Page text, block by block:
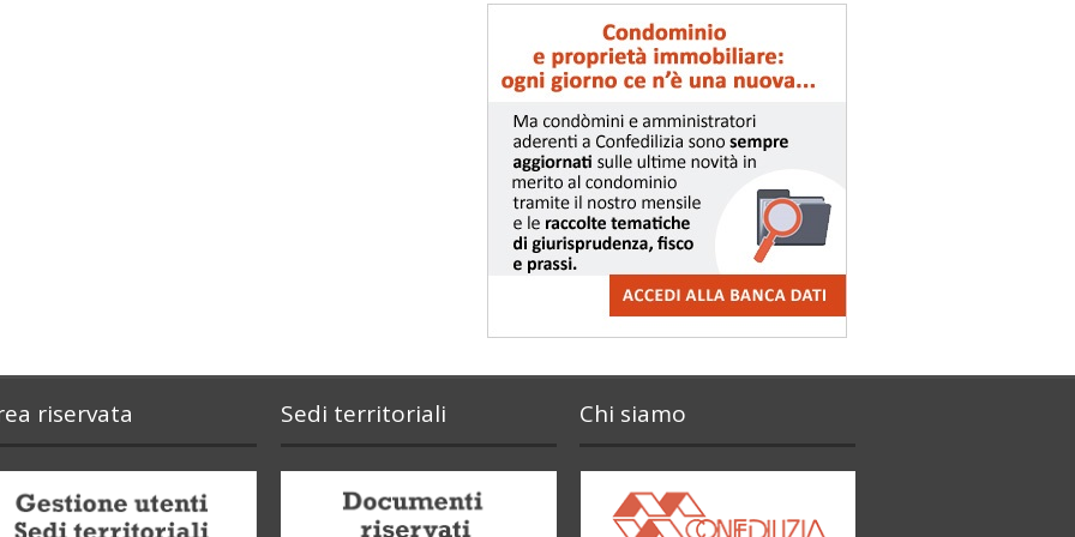
riservata Sedi territoriali Chi siamo